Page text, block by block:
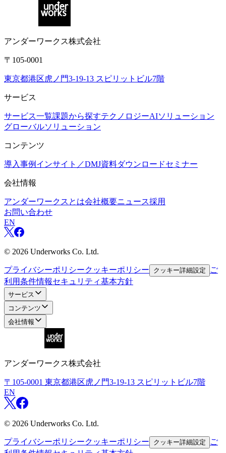
アンダーワークス株式会社
〒105-0001
東京都港区虎ノ門3-19-13 スピリットビル7階
サービス
サービス一覧課題から探すテクノロジーAIソリューション
グローバルソリューション
コンテンツ
導入事例 インサイト／DMJ資料ダウンロードセミナー
会社情報
アンダーワークスとは会社概要ニュース採用
お問い合わせ
EN
© 2026 Underworks Co. Ltd.
プライバシーポリシークッキーポリシー クッキー詳細設定
ご
利用条件情報セキュリティ基本方針
サービス
コンテンツ
会社情報
アンダーワークス株式会社
〒105-0001 東京都港区虎ノ門3-19-13 スピリットビル7階
EN
© 2026 Underworks Co. Ltd.
プライバシーポリシークッキーポリシー クッキー詳細設定
ご